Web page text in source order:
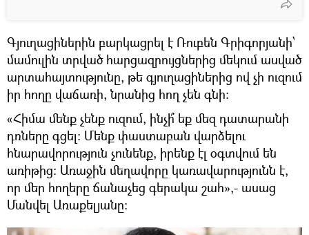
Գյուղացիներին բարկացրել է Ռուբեն Գրիգորյանի՝
մամուլին տրված հարցազրույցներից մեկում ասված
արտահայտությունը, թե գյուղացիներից ով չի ուզում
իր հողը վաճառի, նրանից հող չեն գնի։
«Հիմա մենք չենք ուզում, ինչի՞ եք մեզ դատարանի
դռները գցել։ Մենք փաստաբան վարձելու
հնարավորություն չունենք, իրենք էլ օգտվում են
առիթից։ Առաջին մեղավորը կառավարությունն է,
որ մեր հողերը ճանաչեց գերակա շահ»,- ասաց
Մանվել Առաքելյանը։